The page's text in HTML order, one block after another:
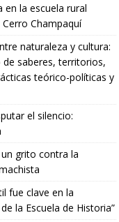
en la escuela rural
Champaquí
naturaleza y cultura:
saberes, territorios,
teórico-políticas y
el silencio:
un grito contra la
fue clave en la
la Escuela de Historia”